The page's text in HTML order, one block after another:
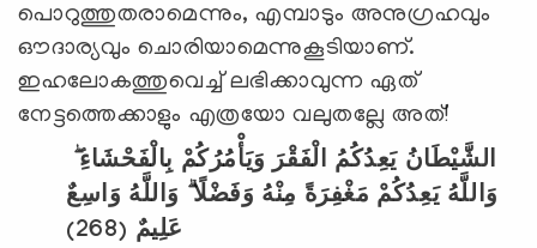
പൊറുത്തുതരാമെന്നും, എമ്പാടും അനുഗ്രഹവും
ഔദാര്യവും ചൊരിയാമെന്നുകൂടിയാണ്.
ഇഹലോകത്തുവെച്ച് ലഭിക്കാവുന്ന ഏത്
നേട്ടത്തെക്കാളും എത്രയോ വലുതല്ലേ അത്!
الشَّيْطَانُ يَعِدُكُمُ الْفَقْرَ وَيَأْمُرُكُمْ بِالْفَحْشَاءِ ۖ
وَاللَّهُ يَعِدُكُمْ مَغْفِرَةً مِنْهُ وَفَضْلًا ۗ وَاللَّهُ وَاسِعٌ
عَلِيمٌ (268)